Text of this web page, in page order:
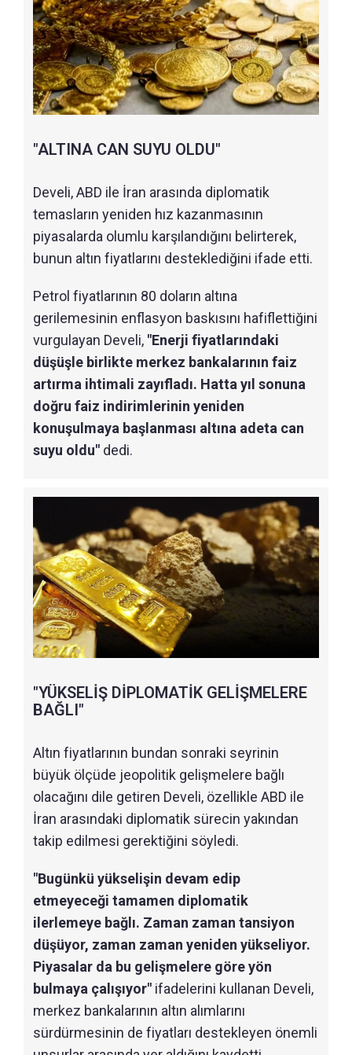
"ALTINA CAN SUYU OLDU"
Develi, ABD ile İran arasında diplomatik
temasların yeniden hız kazanmasının
piyasalarda olumlu karşılandığını belirterek,
bunun altın fiyatlarını desteklediğini ifade etti.
Petrol fiyatlarının 80 doların altına
gerilemesinin enflasyon baskısını hafiflettiğini
vurgulayan Develi, "Enerji fiyatlarındaki
düşüşle birlikte merkez bankalarının faiz
artırma ihtimali zayıfladı. Hatta yıl sonuna
doğru faiz indirimlerinin yeniden
konuşulmaya başlanması altına adeta can
suyu oldu" dedi.
"YÜKSELİŞ DİPLOMATİK GELİŞMELERE
BAĞLI"
Altın fiyatlarının bundan sonraki seyrinin
büyük ölçüde jeopolitik gelişmelere bağlı
olacağını dile getiren Develi, özellikle ABD ile
İran arasındaki diplomatik sürecin yakından
takip edilmesi gerektiğini söyledi.
"Bugünkü yükselişin devam edip
etmeyeceği tamamen diplomatik
ilerlemeye bağlı. Zaman zaman tansiyon
düşüyor, zaman zaman yeniden yükseliyor.
Piyasalar da bu gelişmelere göre yön
bulmaya çalışıyor" ifadelerini kullanan Develi,
merkez bankalarının altın alımlarını
sürdürmesinin de fiyatları destekleyen önemli